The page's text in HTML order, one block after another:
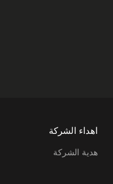
اهداء الشركة
هدية الشركة